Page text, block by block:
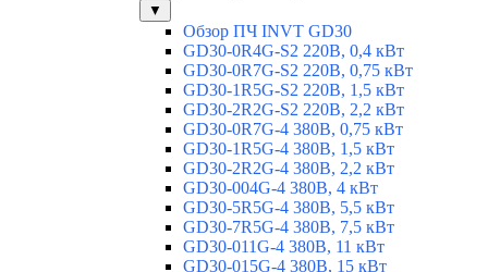
▼
Обзор ПЧ INVT GD30
GD30-0R4G-S2 220В, 0,4 кВт
GD30-0R7G-S2 220В, 0,75 кВт
GD30-1R5G-S2 220В, 1,5 кВт
GD30-2R2G-S2 220В, 2,2 кВт
GD30-0R7G-4 380В, 0,75 кВт
GD30-1R5G-4 380В, 1,5 кВт
GD30-2R2G-4 380В, 2,2 кВт
GD30-004G-4 380В, 4 кВт
GD30-5R5G-4 380В, 5,5 кВт
GD30-7R5G-4 380В, 7,5 кВт
GD30-011G-4 380В, 11 кВт
GD30-015G-4 380В, 15 кВт